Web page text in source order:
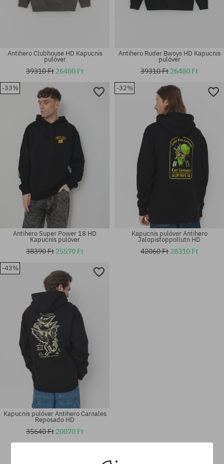
Elérhető méretek:
Elérhető méretek:
Elérhető méretek:
Antihero Clubhouse HD Kapucnis
pulóver
39310 Ft 26480 Ft
Antihero Ruder Bwoys HD Kapucnis
pulóver
39310 Ft 26480 Ft
-33%
Antihero Super Power 18 HD
Kapucnis pulóver
38390 Ft 25570 Ft
-32%
Kapucnis pulóver Antihero
Jalopistoppollutn HD
42060 Ft 28310 Ft
-43%
Kapucnis pulóver Antihero Carnales
Reposado HD
35640 Ft 20070 Ft